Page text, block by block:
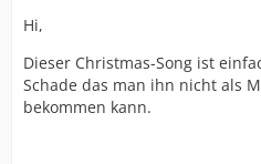
Hi,
Dieser Christmas-Song ist
Schade das man ihn nicht als
bekommen kann.